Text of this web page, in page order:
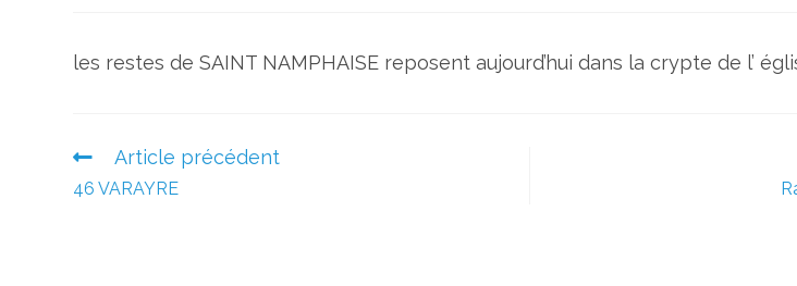
e
b
o
k
er
e
st
s
A
l
a
g
g
er
les restes de SAINT NAMPHAISE reposent aujourd’hui dans la crypte de l’
Read
more
articles
Article précédent
46 VARAYRE